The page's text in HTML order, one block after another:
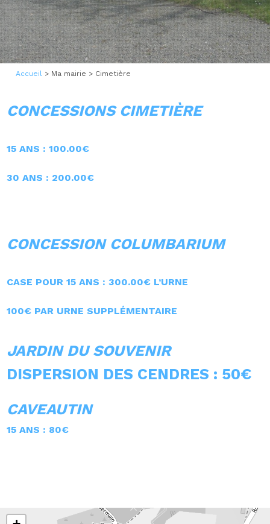
Accueil > Ma mairie > Cimetière
CONCESSIONS CIMETIÈRE
15 ANS : 100.00€
30 ANS : 200.00€
CONCESSION COLUMBARIUM
CASE POUR 15 ANS : 300.00€ L’URNE
100€ PAR URNE SUPPLÉMENTAIRE
JARDIN DU SOUVENIR
DISPERSION DES CENDRES : 50€
CAVEAUTIN
15 ANS : 80€